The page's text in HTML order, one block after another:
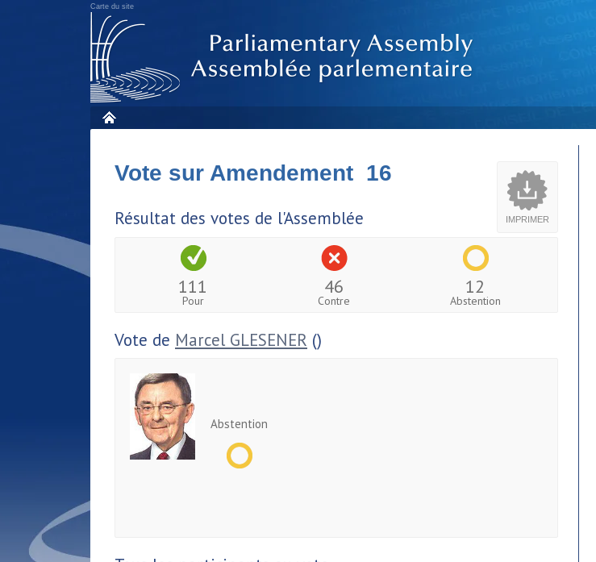
Carte du site
IMPRIMER
Vote sur Amendement 16
Résultat des votes de l'Assemblée
111
Pour
46
Contre
12
Abstention
Vote de Marcel GLESENER ()
Abstention